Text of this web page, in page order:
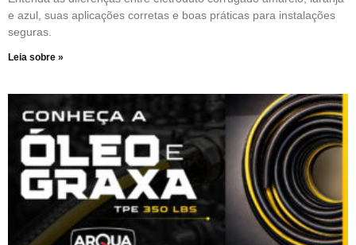
e azul, suas aplicações corretas e boas práticas para instalações
seguras.
Leia sobre »